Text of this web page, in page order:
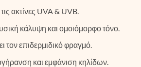
ακτίνες UVA & UVB.
κάλυψη και ομοιόμορφο τόνο.
τον επιδερμιδικό φραγμό.
και εμφάνιση κηλίδων.